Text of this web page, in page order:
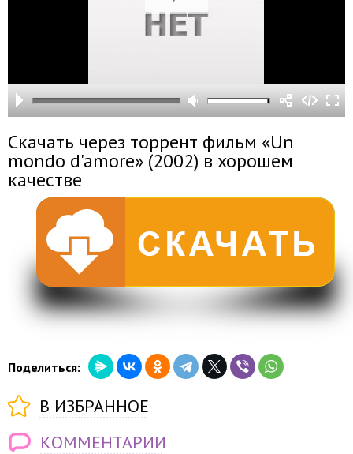
Скачать через торрент фильм «Un
mondo d'amore» (2002) в хорошем
качестве
Поделиться:
В ИЗБРАННОЕ
КОММЕНТАРИИ